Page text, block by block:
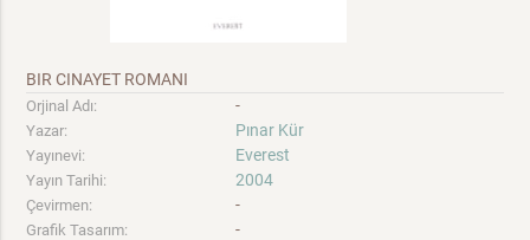
BIR CINAYET ROMANI
Orjinal Adı: -
Yazar: Pınar Kür
Yayınevi: Everest
Yayın Tarihi: 2004
Çevirmen: -
Grafik Tasarım: -